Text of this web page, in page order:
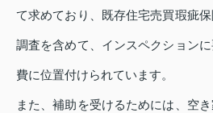
て求めており、既存住宅売買瑕疵
調査を含めて、インスペクション
費に位置付けられています。
また、補助を受けるためには、空